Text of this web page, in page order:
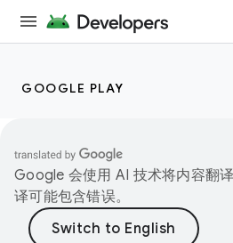
GOOGLE PLAY
Google 会使用 AI 技术将内容翻
译可能包含错误。